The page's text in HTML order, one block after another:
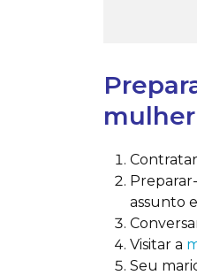
mulher
assunto
Visitar a
Seu